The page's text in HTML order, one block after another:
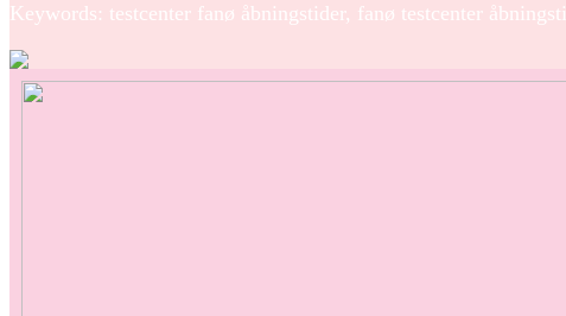
Keywords: testcenter fanø åbningstider, fanø testcenter